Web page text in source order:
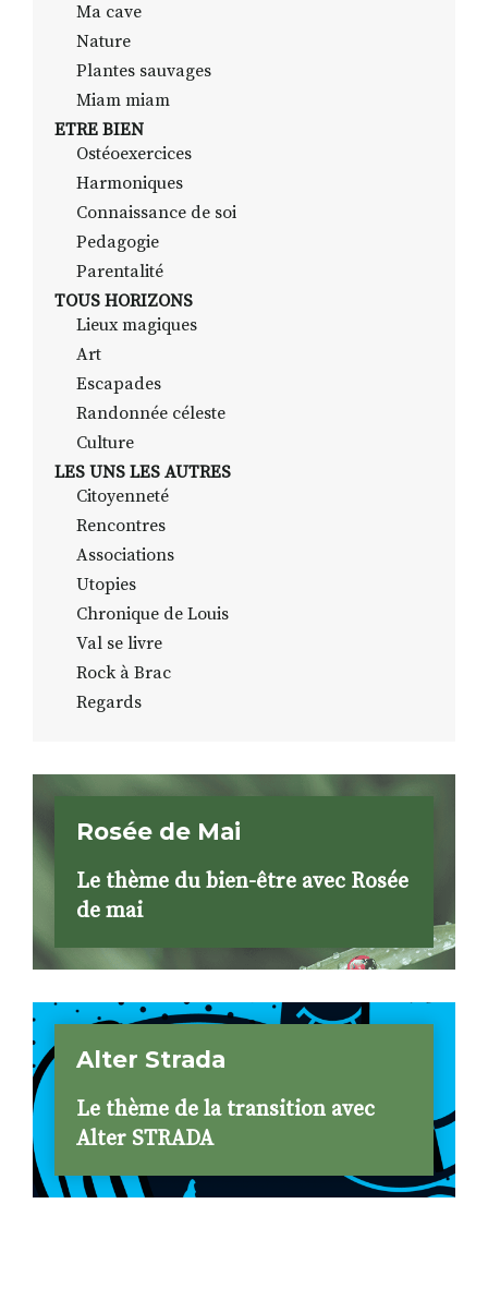
Ma cave
Nature
Plantes sauvages
Miam miam
ETRE BIEN
Ostéoexercices
Harmoniques
Connaissance de soi
Pedagogie
Parentalité
TOUS HORIZONS
Lieux magiques
Art
Escapades
Randonnée céleste
Culture
LES UNS LES AUTRES
Citoyenneté
Rencontres
Associations
Utopies
Chronique de Louis
Val se livre
Rock à Brac
Regards
Rosée de Mai
Le thème du bien-être avec Rosée
de mai
Alter Strada
Le thème de la transition avec
Alter STRADA